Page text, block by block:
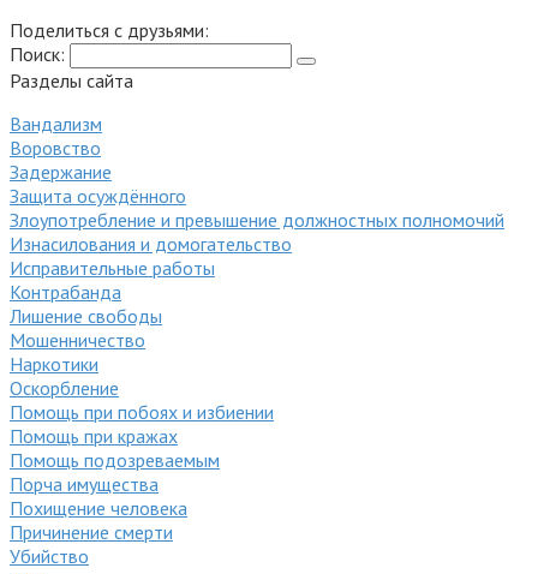
Поделиться с друзьями:
Поиск:
Разделы сайта
Вандализм
Воровство
Задержание
Защита осуждённого
Злоупотребление и превышение должностных полномочий
Изнасилования и домогательство
Исправительные работы
Контрабанда
Лишение свободы
Мошенничество
Наркотики
Оскорбление
Помощь при побоях и избиении
Помощь при кражах
Помощь подозреваемым
Порча имущества
Похищение человека
Причинение смерти
Убийство